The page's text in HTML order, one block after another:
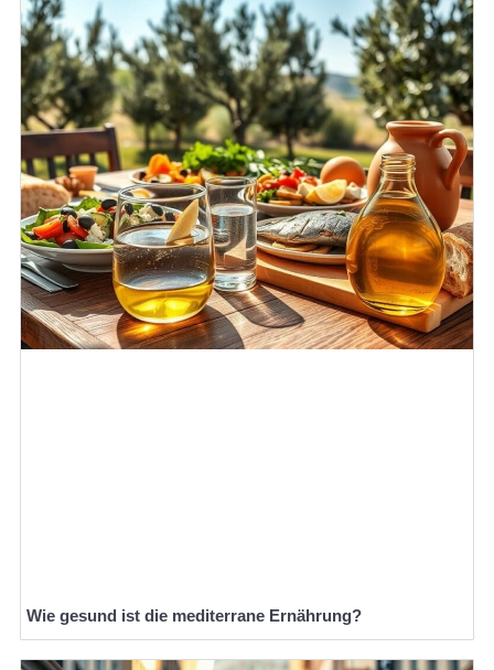
Wie gesund ist die mediterrane Ernährung?